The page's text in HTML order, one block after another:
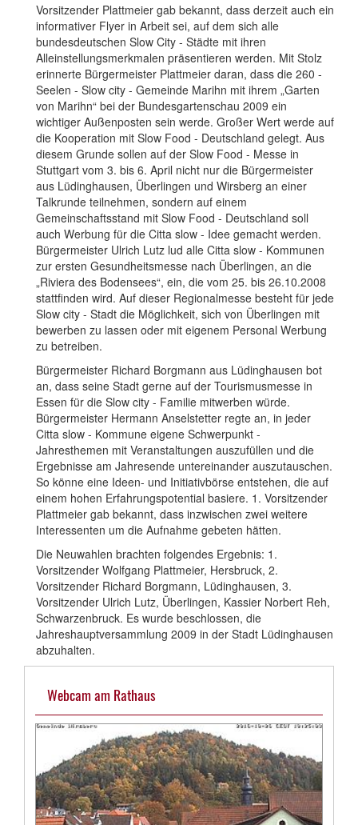
Vorsitzender Plattmeier gab bekannt, dass derzeit auch ein
informativer Flyer in Arbeit sei, auf dem sich alle
bundesdeutschen Slow City - Städte mit ihren
Alleinstellungsmerkmalen präsentieren werden. Mit Stolz
erinnerte Bürgermeister Plattmeier daran, dass die 260 -
Seelen - Slow city - Gemeinde Marihn mit ihrem „Garten
von Marihn“ bei der Bundesgartenschau 2009 ein
wichtiger Außenposten sein werde. Großer Wert werde auf
die Kooperation mit Slow Food - Deutschland gelegt. Aus
diesem Grunde sollen auf der Slow Food - Messe in
Stuttgart vom 3. bis 6. April nicht nur die Bürgermeister
aus Lüdinghausen, Überlingen und Wirsberg an einer
Talkrunde teilnehmen, sondern auf einem
Gemeinschaftsstand mit Slow Food - Deutschland soll
auch Werbung für die Citta slow - Idee gemacht werden.
Bürgermeister Ulrich Lutz lud alle Citta slow - Kommunen
zur ersten Gesundheitsmesse nach Überlingen, an die
„Riviera des Bodensees“, ein, die vom 25. bis 26.10.2008
stattfinden wird. Auf dieser Regionalmesse besteht für jede
Slow city - Stadt die Möglichkeit, sich von Überlingen mit
bewerben zu lassen oder mit eigenem Personal Werbung
zu betreiben.
Bürgermeister Richard Borgmann aus Lüdinghausen bot
an, dass seine Stadt gerne auf der Tourismusmesse in
Essen für die Slow city - Familie mitwerben würde.
Bürgermeister Hermann Anselstetter regte an, in jeder
Citta slow - Kommune eigene Schwerpunkt -
Jahresthemen mit Veranstaltungen auszufüllen und die
Ergebnisse am Jahresende untereinander auszutauschen.
So könne eine Ideen- und Initiativbörse entstehen, die auf
einem hohen Erfahrungspotential basiere. 1. Vorsitzender
Plattmeier gab bekannt, dass inzwischen zwei weitere
Interessenten um die Aufnahme gebeten hätten.
Die Neuwahlen brachten folgendes Ergebnis: 1.
Vorsitzender Wolfgang Plattmeier, Hersbruck, 2.
Vorsitzender Richard Borgmann, Lüdinghausen, 3.
Vorsitzender Ulrich Lutz, Überlingen, Kassier Norbert Reh,
Schwarzenbruck. Es wurde beschlossen, die
Jahreshauptversammlung 2009 in der Stadt Lüdinghausen
abzuhalten.
Webcam am Rathaus